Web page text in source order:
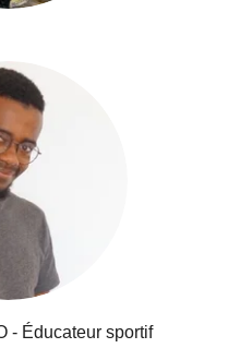
- Éducateur sportif